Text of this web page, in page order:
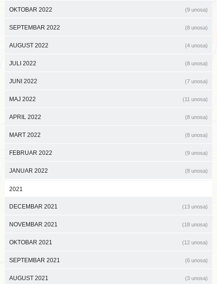
OKTOBAR 2022 (9 unosa)
SEPTEMBAR 2022 (8 unosa)
AUGUST 2022 (4 unosa)
JULI 2022 (8 unosa)
JUNI 2022 (7 unosa)
MAJ 2022 (11 unosa)
APRIL 2022 (8 unosa)
MART 2022 (8 unosa)
FEBRUAR 2022 (9 unosa)
JANUAR 2022 (8 unosa)
2021
DECEMBAR 2021 (13 unosa)
NOVEMBAR 2021 (18 unosa)
OKTOBAR 2021 (12 unosa)
SEPTEMBAR 2021 (6 unosa)
AUGUST 2021 (3 unosa)